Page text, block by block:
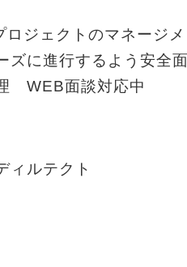
ジェクトのマネージ
ズに進行するよう安全
WEB面談対応中
ィルテクト